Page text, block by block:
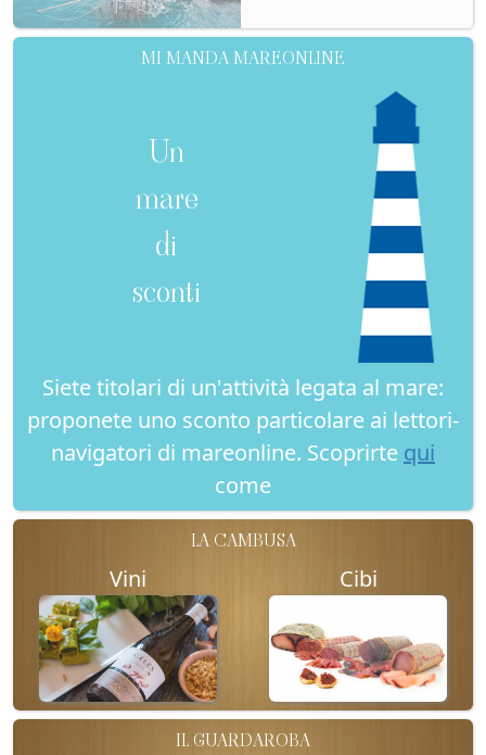
MI MANDA MAREONLINE
Un
mare
di
sconti
Siete titolari di un'attività legata al mare:
proponete uno sconto particolare ai lettori-
navigatori di mareonline. Scoprirte qui
come
LA CAMBUSA
Vini Cibi
IL GUARDAROBA